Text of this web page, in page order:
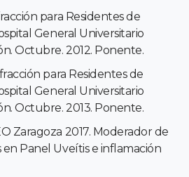
para Residentes de
General Universitario
Octubre. 2012. Ponente.
para Residentes de
General Universitario
Octubre. 2013. Ponente.
Zaragoza 2017. Moderador de
Panel Uveítis e inflamación